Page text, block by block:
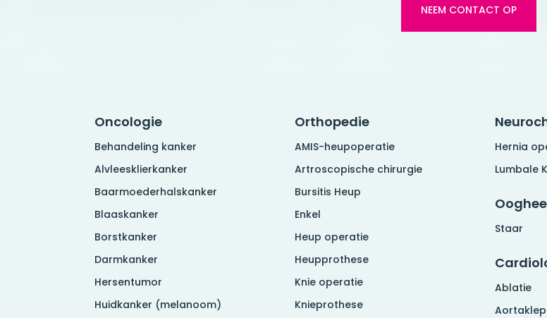
NEEM CONTACT OP
Oncologie
Behandeling kanker
Alvleesklierkanker
Baarmoederhalskanker
Blaaskanker
Borstkanker
Darmkanker
Hersentumor
Huidkanker (melanoom)
Orthopedie
AMIS-heupoperatie
Artroscopische chirurgie
Bursitis Heup
Enkel
Heup operatie
Heupprothese
Knie operatie
Knieprothese
Hernia
Lumbale
Staar
Ablatie
Aortaklep